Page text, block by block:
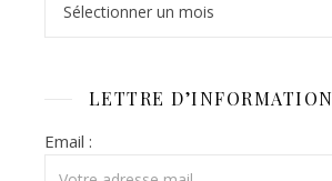
LETTRE D’INFORMATION
Email :